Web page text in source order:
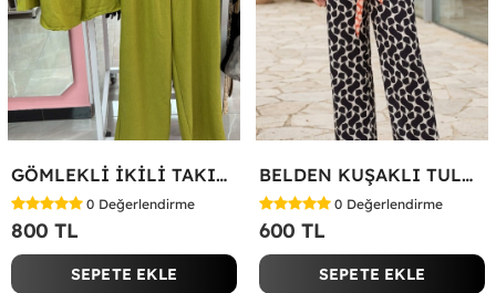
GÖMLEKLİ İKİLİ TAKIM Yeşil
0 Değerlendirme
800 TL
SEPETE EKLE
BELDEN KUŞAKLI TULUM Siyah
0 Değerlendirme
600 TL
SEPETE EKLE